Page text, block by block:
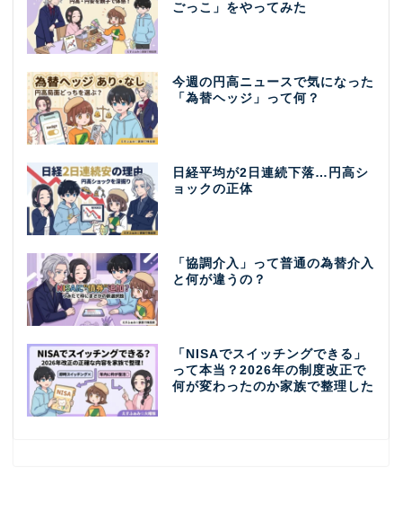
ごっこ」をやってみた
今週の円高ニュースで気になった
「為替ヘッジ」って何？
日経平均が2日連続下落…円高シ
ョックの正体
「協調介入」って普通の為替介入
と何が違うの？
「NISAでスイッチングできる」
って本当？2026年の制度改正で
何が変わったのか家族で整理した